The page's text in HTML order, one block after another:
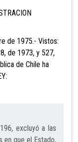
de 1975.- Vistos:
de 1973, y 527,
de Chile ha
excluyó a las
en que el Estado,